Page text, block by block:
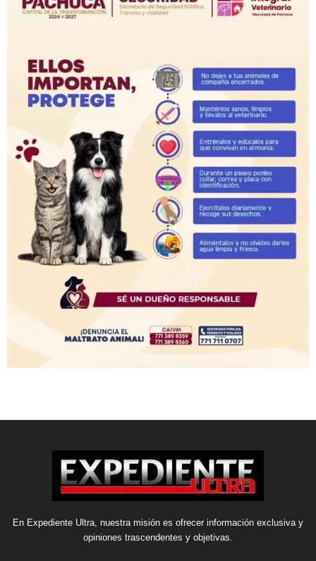
En Expediente Ultra, nuestra misión es ofrecer información exclusiva y
opiniones trascendentes y objetivas.